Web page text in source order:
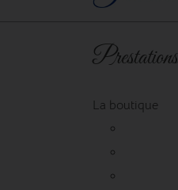
Prestations
La boutique